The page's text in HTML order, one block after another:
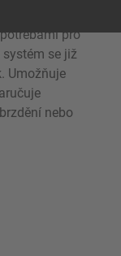
pro
se již
Umožňuje
nebo